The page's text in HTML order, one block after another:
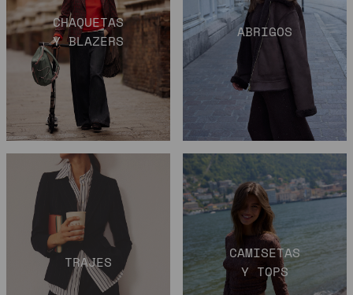
CHAQUETAS
Y BLAZERS
ABRIGOS
TRAJES
CAMISETAS
Y TOPS